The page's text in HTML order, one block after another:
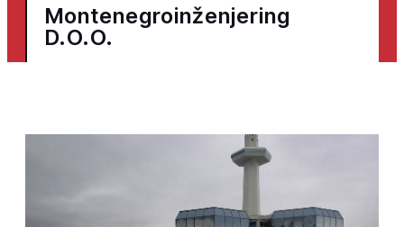
Montenegroinženjering
D.O.O.